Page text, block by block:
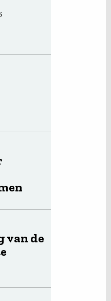
van de